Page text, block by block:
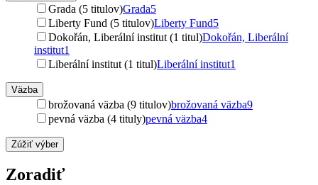
Grada (5 titulov)Grada5
Liberty Fund (5 titulov)Liberty Fund5
Dokořán, Liberální institut (1 titul)Dokořán, Liberální
institut1
Liberální institut (1 titul)Liberální institut1
Väzba
brožovaná väzba (9 titulov)brožovaná väzba9
pevná väzba (4 tituly)pevná väzba4
Zúžiť výber
Zoradiť